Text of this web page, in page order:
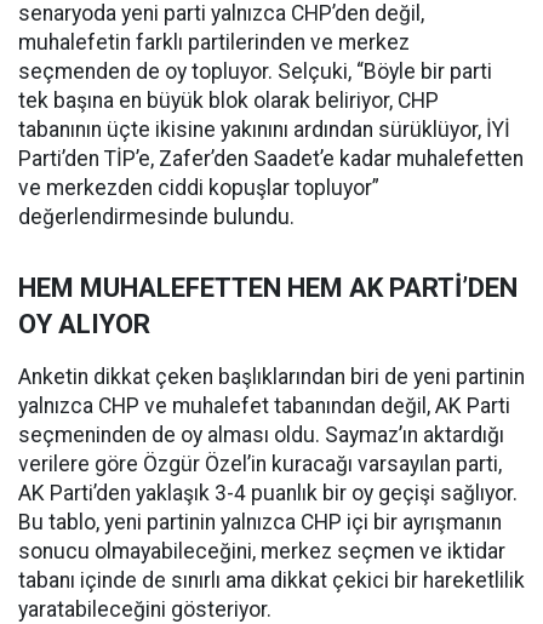
senaryoda yeni parti yalnızca CHP’den değil,
muhalefetin farklı partilerinden ve merkez
seçmenden de oy topluyor. Selçuki, “Böyle bir parti
tek başına en büyük blok olarak beliriyor, CHP
tabanının üçte ikisine yakınını ardından sürüklüyor, İYİ
Parti’den TİP’e, Zafer’den Saadet’e kadar muhalefetten
ve merkezden ciddi kopuşlar topluyor”
değerlendirmesinde bulundu.
HEM MUHALEFETTEN HEM AK PARTİ’DEN
OY ALIYOR
Anketin dikkat çeken başlıklarından biri de yeni partinin
yalnızca CHP ve muhalefet tabanından değil, AK Parti
seçmeninden de oy alması oldu. Saymaz’ın aktardığı
verilere göre Özgür Özel’in kuracağı varsayılan parti,
AK Parti’den yaklaşık 3-4 puanlık bir oy geçişi sağlıyor.
Bu tablo, yeni partinin yalnızca CHP içi bir ayrışmanın
sonucu olmayabileceğini, merkez seçmen ve iktidar
tabanı içinde de sınırlı ama dikkat çekici bir hareketlilik
yaratabileceğini gösteriyor.